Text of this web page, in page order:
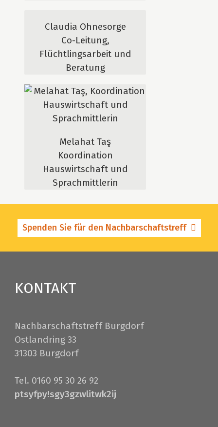
Claudia Ohnesorge
Co-Leitung,
Flüchtlingsarbeit und
Beratung
Melahat Taş
Koordination
Hauswirtschaft und
Sprachmittlerin
Spenden Sie für den Nachbarschaftstreff
KONTAKT
Nachbarschaftstreff Burgdorf
Ostlandring 33
31303 Burgdorf
Tel. 0160 95 30 26 92
ptsyfpy!sgy3gzwlitwk2ij